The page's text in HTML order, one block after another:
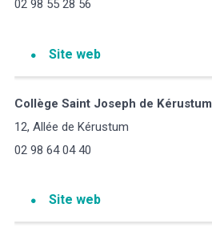
02 98 55 28 56
Site web
Collège Saint Joseph de Kérustum
12, Allée de Kérustum
02 98 64 04 40
Site web